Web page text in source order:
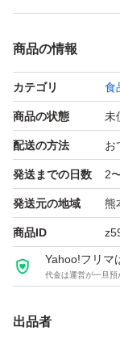
です！
ミニトマトは気
います。
完熟で収穫してい
楽しめるようにミ
健康志向の方や
商品の情報
カテゴリ 食
商品の状態 未
配送の方法 お
発送までの日数 2
発送元の地域 熊
商品ID
Yahoo!フリマ
代金は運営が一旦
出品者